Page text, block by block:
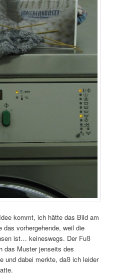
kommt, ich hätte das Bild am
das vorhergehende, weil die
ist… keineswegs. Der Fuß
das Muster jenseits des
und dabei merkte, daß ich leider